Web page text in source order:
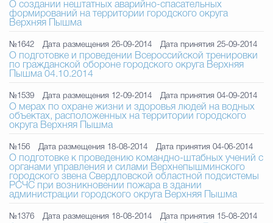
О создании нештатных аварийно-спасательных
формирований на территории городского округа
Верхняя Пышма
№1642 Дата размещения 26-09-2014 Дата принятия 25-09-2014
О подготовке и проведении Всероссийской тренировки
по гражданской обороне городского округа Верхняя
Пышма 04.10.2014
№1539 Дата размещения 12-09-2014 Дата принятия 04-09-2014
О мерах по охране жизни и здоровья людей на водных
объектах, расположенных на территории городского
округа Верхняя Пышма
№156 Дата размещения 18-08-2014 Дата принятия 04-06-2014
О подготовке к проведению командно-штабных учений с
органами управления и силами Верхнепышминского
городского звена Свердловской областной подсистемы
РСЧС при возникновении пожара в здании
администрации городского округа Верхняя Пышма
№1376 Дата размещения 18-08-2014 Дата принятия 15-08-2014